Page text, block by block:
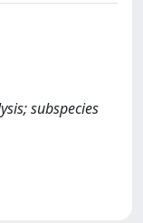
subspecies